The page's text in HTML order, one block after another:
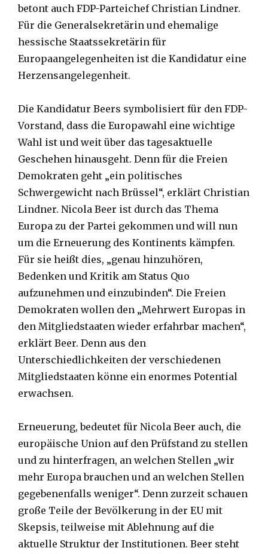
betont auch FDP-Parteichef Christian Lindner.
Für die Generalsekretärin und ehemalige
hessische Staatssekretärin für
Europaangelegenheiten ist die Kandidatur eine
Herzensangelegenheit.
Die Kandidatur Beers symbolisiert für den FDP-
Vorstand, dass die Europawahl eine wichtige
Wahl ist und weit über das tagesaktuelle
Geschehen hinausgeht. Denn für die Freien
Demokraten geht „ein politisches
Schwergewicht nach Brüssel“, erklärt Christian
Lindner. Nicola Beer ist durch das Thema
Europa zu der Partei gekommen und will nun
um die Erneuerung des Kontinents kämpfen.
Für sie heißt dies, „genau hinzuhören,
Bedenken und Kritik am Status Quo
aufzunehmen und einzubinden“. Die Freien
Demokraten wollen den „Mehrwert Europas in
den Mitgliedstaaten wieder erfahrbar machen“,
erklärt Beer. Denn aus den
Unterschiedlichkeiten der verschiedenen
Mitgliedstaaten könne ein enormes Potential
erwachsen.
Erneuerung, bedeutet für Nicola Beer auch, die
europäische Union auf den Prüfstand zu stellen
und zu hinterfragen, an welchen Stellen „wir
mehr Europa brauchen und an welchen Stellen
gegebenenfalls weniger“. Denn zurzeit schauen
große Teile der Bevölkerung in der EU mit
Skepsis, teilweise mit Ablehnung auf die
aktuelle Struktur der Institutionen. Beer steht